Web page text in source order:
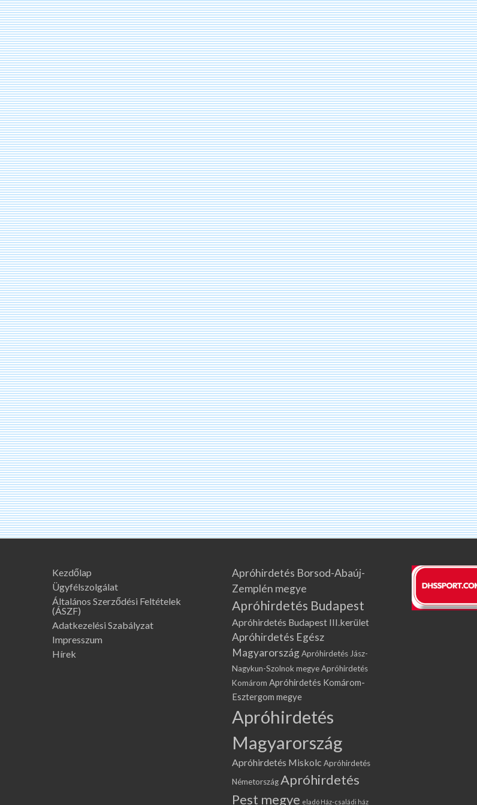
Kezdőlap
Ügyfélszolgálat
Általános Szerződési Feltételek
(ÁSZF)
Adatkezelési Szabályzat
Impresszum
Hírek
Apróhirdetés Borsod-Abaúj-
Zemplén megye
Apróhirdetés Budapest
Apróhirdetés Budapest III.kerület
Apróhirdetés Egész
MagyarországApróhirdetés Jász-
Nagykun-Szolnok megyeApróhirdetés
Komárom Apróhirdetés Komárom-
Esztergom megye
Apróhirdetés
Magyarország
Apróhirdetés Miskolc Apróhirdetés
NémetországApróhirdetés
Pest megye eladó Ház-családi ház